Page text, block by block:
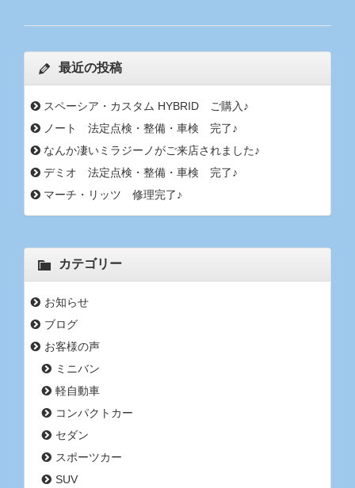
最近の投稿
スペーシア・カスタム HYBRID ご購入♪
ノート 法定点検・整備・車検 完了♪
なんか凄いミラジーノがご来店されました♪
デミオ 法定点検・整備・車検 完了♪
マーチ・リッツ 修理完了♪
カテゴリー
お知らせ
ブログ
お客様の声
ミニバン
軽自動車
コンパクトカー
セダン
スポーツカー
SUV